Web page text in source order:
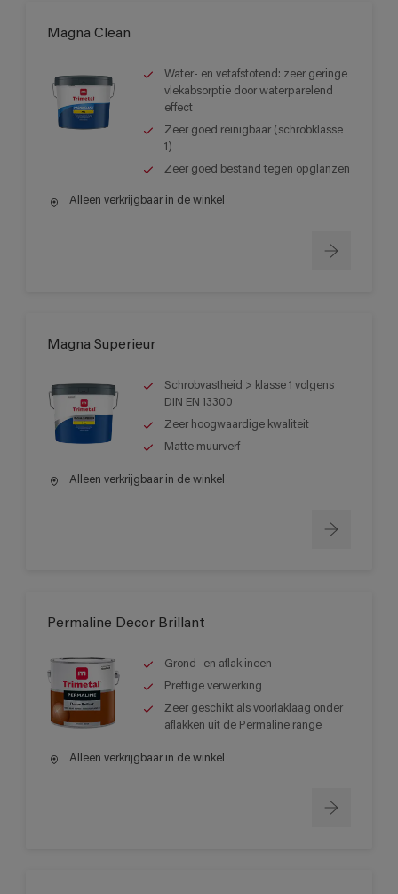
Magna Clean
Water- en vetafstotend: zeer geringe
vlekabsorptie door waterparelend
effect
Zeer goed reinigbaar (schrobklasse
1)
Zeer goed bestand tegen opglanzen
Alleen verkrijgbaar in de winkel
Magna Superieur
Schrobvastheid > klasse 1 volgens
DIN EN 13300
Zeer hoogwaardige kwaliteit
Matte muurverf
Alleen verkrijgbaar in de winkel
Permaline Decor Brillant
Grond- en aflak ineen
Prettige verwerking
Zeer geschikt als voorlaklaag onder
aflakken uit de Permaline range
Alleen verkrijgbaar in de winkel